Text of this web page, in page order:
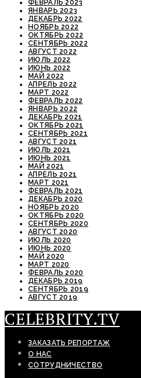
ФЕВРАЛЬ 2023
ЯНВАРЬ 2023
ДЕКАБРЬ 2022
НОЯБРЬ 2022
ОКТЯБРЬ 2022
СЕНТЯБРЬ 2022
АВГУСТ 2022
ИЮЛЬ 2022
ИЮНЬ 2022
МАЙ 2022
АПРЕЛЬ 2022
МАРТ 2022
ФЕВРАЛЬ 2022
ЯНВАРЬ 2022
ДЕКАБРЬ 2021
ОКТЯБРЬ 2021
СЕНТЯБРЬ 2021
АВГУСТ 2021
ИЮЛЬ 2021
ИЮНЬ 2021
МАЙ 2021
АПРЕЛЬ 2021
МАРТ 2021
ФЕВРАЛЬ 2021
ДЕКАБРЬ 2020
НОЯБРЬ 2020
ОКТЯБРЬ 2020
СЕНТЯБРЬ 2020
АВГУСТ 2020
ИЮЛЬ 2020
ИЮНЬ 2020
МАЙ 2020
МАРТ 2020
ФЕВРАЛЬ 2020
ДЕКАБРЬ 2019
СЕНТЯБРЬ 2019
АВГУСТ 2019
CELEBRITY.TV
ЗАКАЗАТЬ РЕПОРТАЖ
О НАС
СОТРУДНИЧЕСТВО